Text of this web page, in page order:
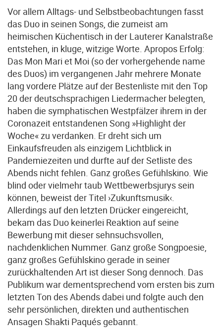
Vor allem Alltags- und Selbstbeobachtungen fasst
das Duo in seinen Songs, die zumeist am
heimischen Küchentisch in der Lauterer Kanalstraße
entstehen, in kluge, witzige Worte. Apropos Erfolg:
Das Mon Mari et Moi (so der vorhergehende name
des Duos) im vergangenen Jahr mehrere Monate
lang vordere Plätze auf der Bestenliste mit den Top
20 der deutschsprachigen Liedermacher belegten,
haben die symphatischen Westpfälzer ihrem in der
Coronazeit entstandenen Song »Highlight der
Woche« zu verdanken. Er dreht sich um
Einkaufsfreuden als einzigem Lichtblick in
Pandemiezeiten und durfte auf der Setliste des
Abends nicht fehlen. Ganz großes Gefühlskino. Wie
blind oder vielmehr taub Wettbewerbsjurys sein
können, beweist der Titel ›Zukunftsmusik‹.
Allerdings auf den letzten Drücker eingereicht,
bekam das Duo keinerlei Reaktion auf seine
Bewerbung mit dieser sehnsuchsvollen,
nachdenklichen Nummer. Ganz große Songpoesie,
ganz großes Gefühlskino gerade in seiner
zurückhaltenden Art ist dieser Song dennoch. Das
Publikum war dementsprechend vom ersten bis zum
letzten Ton des Abends dabei und folgte auch den
sehr persönlichen, direkten und authentischen
Ansagen Shakti Paqués gebannt.